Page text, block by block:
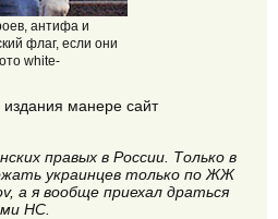
антифа и
флаг, если они
white-
манере сайт
правых в России. Только в
украинцев только по ЖЖ
а я вообще приехал драться
НС.